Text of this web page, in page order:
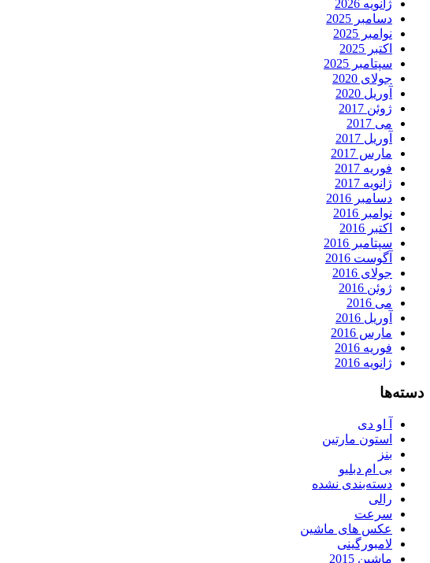
ژانویه 2026
دسامبر 2025
نوامبر 2025
اکتبر 2025
سپتامبر 2025
جولای 2020
آوریل 2020
ژوئن 2017
می 2017
آوریل 2017
مارس 2017
فوریه 2017
ژانویه 2017
دسامبر 2016
نوامبر 2016
اکتبر 2016
سپتامبر 2016
آگوست 2016
جولای 2016
ژوئن 2016
می 2016
آوریل 2016
مارس 2016
فوریه 2016
ژانویه 2016
دسته‌ها
آ او دی
استون مارتین
بنز
بی ام دبلیو
دسته‌بندی نشده
رالی
سرعت
عکس های ماشین
لامبورگینی
ماشین 2015